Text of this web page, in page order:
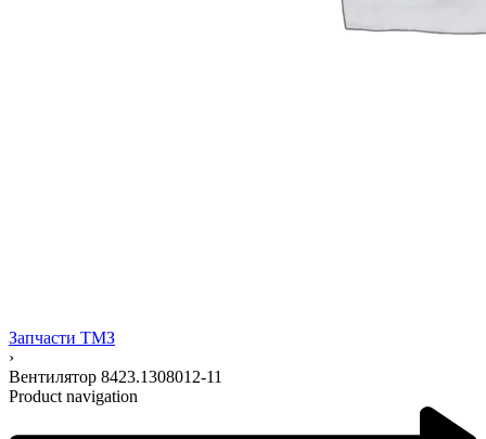
Запчасти ТМЗ
›
Вентилятор 8423.1308012-11
Product navigation